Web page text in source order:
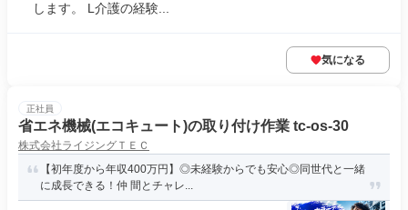
します。 L介護の経験...
気になる
正社員
省エネ機械(エコキュート)の取り付け作業 tc-os-30
株式会社ライジングＴＥＣ
【初年度から年収400万円】◎未経験からでも安心◎同世代と一緒
に成長できる！仲 間とチャレ...